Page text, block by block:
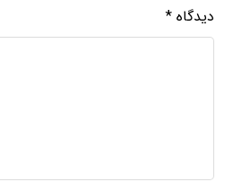
دیدگاه*